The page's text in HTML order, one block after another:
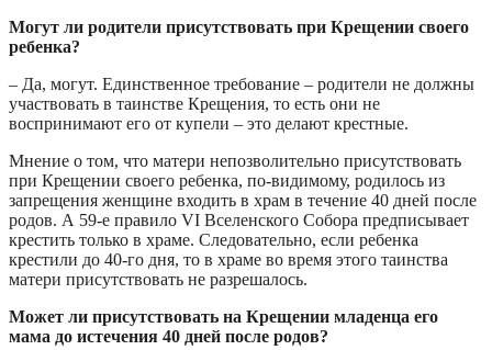
Могут ли родители присутствовать при Крещении своего
ребенка?
– Да, могут. Единственное требование – родители не должны
участвовать в таинстве Крещения, то есть они не
воспринимают его от купели – это делают крестные.
Мнение о том, что матери непозволительно присутствовать
при Крещении своего ребенка, по-видимому, родилось из
запрещения женщине входить в храм в течение 40 дней после
родов. А 59-е правило VI Вселенского Собора предписывает
крестить только в храме. Следовательно, если ребенка
крестили до 40-го дня, то в храме во время этого таинства
матери присутствовать не разрешалось.
Может ли присутствовать на Крещении младенца его
мама до истечения 40 дней после родов?